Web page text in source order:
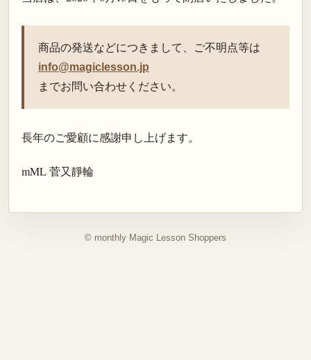
商品の発送などにつきまして、ご不明点等は
info@magiclesson.jp
までお問い合わせください。
長年のご愛顧に感謝申し上げます。
mML 菅又靜輪
© monthly Magic Lesson Shoppers